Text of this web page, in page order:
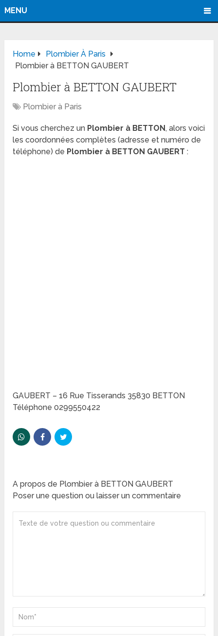
MENU
Home
Plombier À Paris
Plombier à BETTON GAUBERT
Plombier à BETTON GAUBERT
Plombier à Paris
Si vous cherchez un Plombier à BETTON, alors voici
les coordonnées complètes (adresse et numéro de
téléphone) de Plombier à BETTON GAUBERT:
GAUBERT – 16 Rue Tisserands 35830 BETTON
Téléphone 0299550422
A propos de Plombier à BETTON GAUBERT
Poser une question ou laisser un commentaire